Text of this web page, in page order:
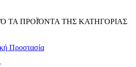
ΤΑ ΠΡΟΪΌΝΤΑ ΤΗΣ ΚΑΤΗΓΟΡΙΑΣ
Προστασία